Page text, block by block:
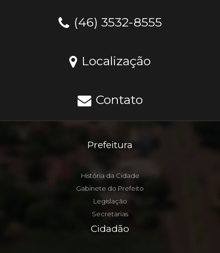
(46) 3532-8555
Localização
Contato
Prefeitura
História da Cidade
Gabinete do Prefeito
Legislação
Secretarias
Cidadão